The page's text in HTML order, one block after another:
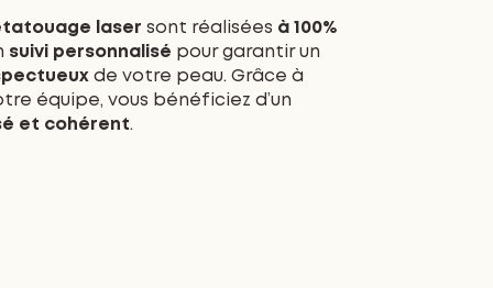
laser sont réalisées à 100%
suivi personnalisé pour garantir un
de votre peau. Grâce à
équipe, vous bénéficiez d’un
et cohérent.